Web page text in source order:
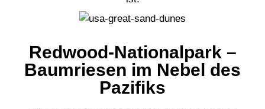
Redwood-Nationalpark –
Baumriesen im Nebel des
Pazifiks